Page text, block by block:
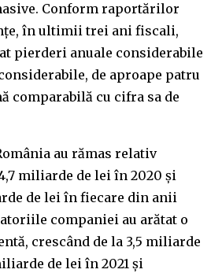
Conform raportărilor
în ultimii trei ani fiscali,
pierderi anuale considerabile
de aproape patru
comparabilă cu cifra sa de
au rămas relativ
miliarde de lei în 2020 și
de lei în fiecare din anii
companiei au arătat o
crescând de la 3,5 miliarde
de lei în 2021 și